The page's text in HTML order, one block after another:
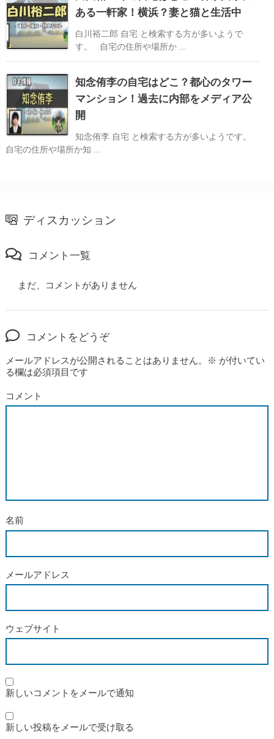
ある一軒家！横浜？妻と猫と生活中
白川裕二郎 自宅 と検索する方が多いようで
す。 自宅の住所や場所か ...
知念侑李の自宅はどこ？都心のタワー
マンション！過去に内部をメディア公
開
知念侑李 自宅 と検索する方が多いようです。
自宅の住所や場所か知 ...
ディスカッション
コメント一覧
まだ、コメントがありません
コメントをどうぞ
メールアドレスが公開されることはありません。 ※ が付いてい
る欄は必須項目です
コメント
名前
メールアドレス
ウェブサイト
新しいコメントをメールで通知
新しい投稿をメールで受け取る